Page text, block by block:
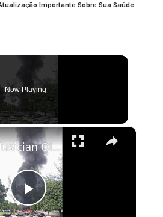
Importante Sobre Sua Saúde
Now Playing
×
Play
Brazil: Musician Oliver Tree Dies In Helicopter Collision.